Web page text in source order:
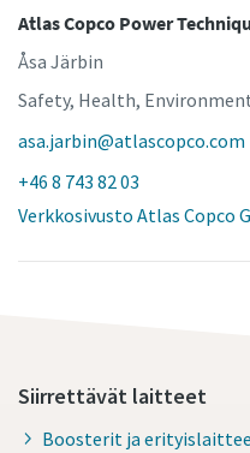
Atlas Copco Power
Åsa Järbin
Safety, Health,
asa.jarbin@atlascopco.com
+46 8 743 82 03
Verkkosivusto Atlas Copco
Siirrettävät laitteet
Boosterit ja